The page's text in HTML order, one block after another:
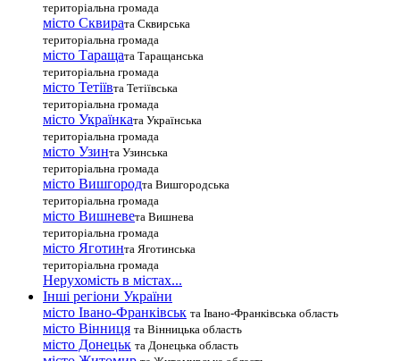
територіальна громада
місто Сквирата Сквирська
територіальна громада
місто Таращата Таращанська
територіальна громада
місто Тетіївта Тетіївська
територіальна громада
місто Українката Українська
територіальна громада
місто Узинта Узинська
територіальна громада
місто Вишгородта Вишгородська
територіальна громада
місто Вишневета Вишнева
територіальна громада
місто Яготинта Яготинська
територіальна громада
Нерухомість в містах...
Інші регіони України
місто Івано-Франківськ та Івано-Франківська область
місто Вінниця та Вінницька область
місто Донецьк та Донецька область